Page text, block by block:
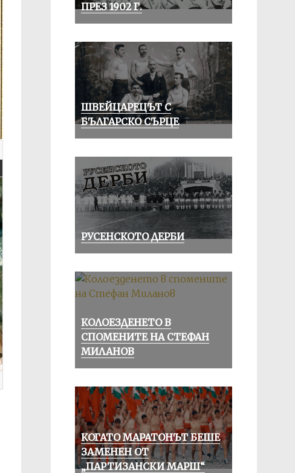
ПРЕЗ 1902 Г.
ШВЕЙЦАРЕЦЪТ С
БЪЛГАРСКО СЪРЦЕ
РУСЕНСКОТО ДЕРБИ
КОЛОЕЗДЕНЕТО В
СПОМЕНИТЕ НА СТЕФАН
МИЛАНОВ
КОГАТО МАРАТОНЪТ БЕШЕ
ЗАМЕНЕН ОТ
„ПАРТИЗАНСКИ МАРШ“